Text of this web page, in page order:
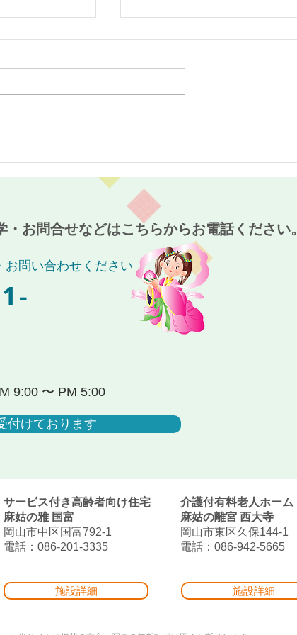
お問合せなどはこちらからお電話ください。
お問い合わせください
9:00 〜 PM 5:00
付けております
サービス付き高齢者向け住宅
麻姑の雅 国富
岡山市中区国富792-1
電話：086-201-3335
介護付有料老人ホーム
麻姑の離宮 西大寺
岡山市東区久保144-1
電話：086-942-5665
施設詳細 施設詳細